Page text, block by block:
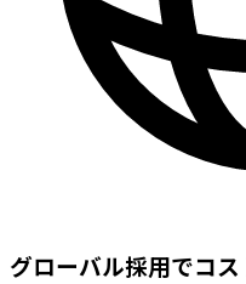
グローバル採用でコ